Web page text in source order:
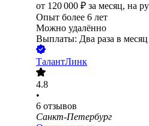
от 120 000 ₽ за месяц, на
Опыт более 6 лет
Можно удалённо
Выплаты: Два раза в месяц
ТалантЛинк
4.8
•
6 отзывов
Санкт-Петербург